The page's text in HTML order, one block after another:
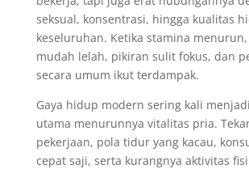
seksual, konsentrasi, hingga kualitas
keseluruhan. Ketika stamina
mudah lelah, pikiran sulit fokus, dan
secara umum ikut terdampak.
Gaya hidup modern sering kali
utama menurunnya vitalitas pria.
pekerjaan, pola tidur yang kacau,
cepat saji, serta kurangnya aktivitas